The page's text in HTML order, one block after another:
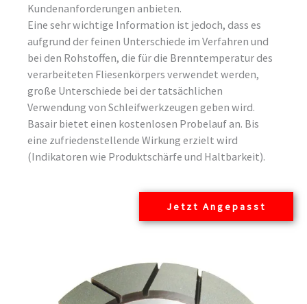
Kundenanforderungen anbieten.
Eine sehr wichtige Information ist jedoch, dass es
aufgrund der feinen Unterschiede im Verfahren und
bei den Rohstoffen, die für die Brenntemperatur des
verarbeiteten Fliesenkörpers verwendet werden,
große Unterschiede bei der tatsächlichen
Verwendung von Schleifwerkzeugen geben wird.
Basair bietet einen kostenlosen Probelauf an. Bis
eine zufriedenstellende Wirkung erzielt wird
(Indikatoren wie Produktschärfe und Haltbarkeit).
Jetzt Angepasst